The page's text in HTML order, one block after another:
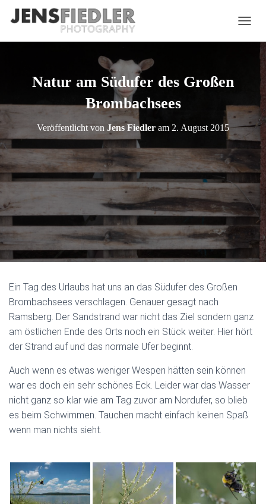
Natur am Südufer des Großen
Brombachsees
Veröffentlicht von Jens Fiedler am 2. August 2015
Ein Tag des Urlaubs hat uns an das Südufer des Großen
Brombachsees verschlagen. Genauer gesagt nach
Ramsberg. Der Sandstrand war nicht das Ziel sondern ganz
am östlichen Ende des Orts noch ein Stück weiter. Hier hört
der Strand auf und das normale Ufer beginnt.
Auch wenn es etwas weniger Wespen hätten sein können
war es doch ein sehr schönes Eck. Leider war das Wasser
nicht ganz so klar wie am Tag zuvor am Nordufer, so blieb
es beim Schwimmen. Tauchen macht einfach keinen Spaß
wenn man nichts sieht.